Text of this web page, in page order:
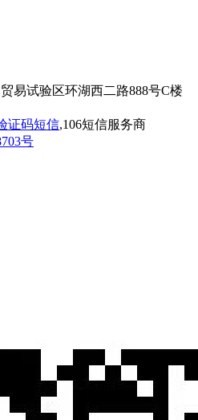
易试验区环湖西二路888号C楼
证码短信,106短信服务商
号